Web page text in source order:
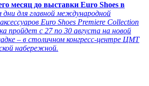
месяц до выставки Euro Shoes в
для главной международной
Euro Shoes Premiere Collection
пройдет с 27 по 30 августа на новой
– в столичном конгресс-центре ЦМТ
набережной.